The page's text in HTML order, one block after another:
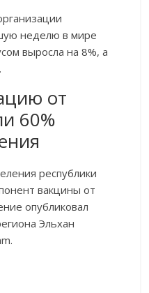
неделю в мире
выросла на 8%, а
от
60%
республики
вакцины от
опубликовал
Эльхан